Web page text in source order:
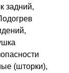
задний,
(шторки),